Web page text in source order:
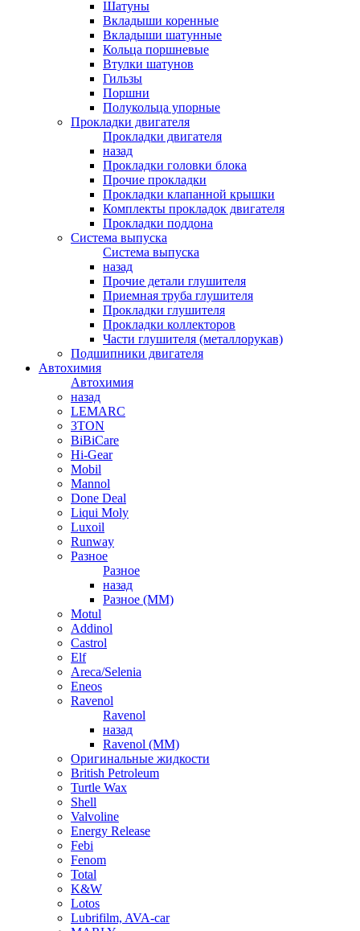
Шатуны
Вкладыши коренные
Вкладыши шатунные
Кольца поршневые
Втулки шатунов
Гильзы
Поршни
Полукольца упорные
Прокладки двигателя
Прокладки двигателя
назад
Прокладки головки блока
Прочие прокладки
Прокладки клапанной крышки
Комплекты прокладок двигателя
Прокладки поддона
Система выпуска
Система выпуска
назад
Прочие детали глушителя
Приемная труба глушителя
Прокладки глушителя
Прокладки коллекторов
Части глушителя (металлорукав)
Подшипники двигателя
Автохимия
Автохимия
назад
LEMARC
3TON
BiBiCare
Hi-Gear
Mobil
Mannol
Done Deal
Liqui Moly
Luxoil
Runway
Разное
Разное
назад
Разное (ММ)
Motul
Addinol
Castrol
Elf
Areca/Selenia
Eneos
Ravenol
Ravenol
назад
Ravenol (ММ)
Оригинальные жидкости
British Petroleum
Turtle Wax
Shell
Valvoline
Energy Release
Febi
Fenom
Total
K&W
Lotos
Lubrifilm, AVA-car